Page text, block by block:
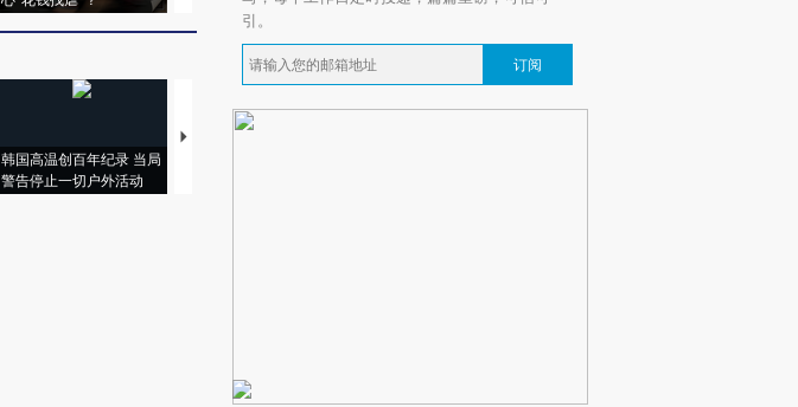
韩国高温创百年纪录 当局
警告停止一切户外活动
特朗普出席葬礼疑似打瞌
引。
订阅